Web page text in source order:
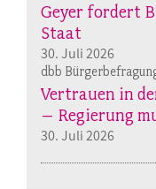
Geyer fordert
Staat
30. Juli 2026
dbb
Vertrauen in
– Regierung
30. Juli 2026